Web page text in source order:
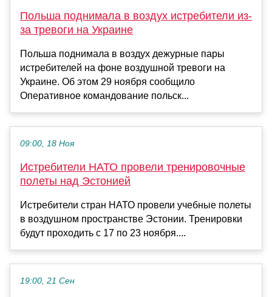
Польша поднимала в воздух истребители из-
за тревоги на Украине
Польша поднимала в воздух дежурные пары
истребителей на фоне воздушной тревоги на
Украине. Об этом 29 ноября сообщило
Оперативное командование польск...
09:00, 18 Ноя
Истребители НАТО провели тренировочные
полеты над Эстонией
Истребители стран НАТО провели учебные полеты
в воздушном пространстве Эстонии. Тренировки
будут проходить с 17 по 23 ноября....
19:00, 21 Сен